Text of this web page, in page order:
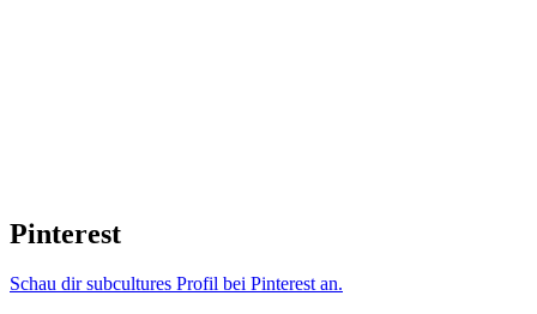
Pinterest
Schau dir subcultures Profil bei Pinterest an.